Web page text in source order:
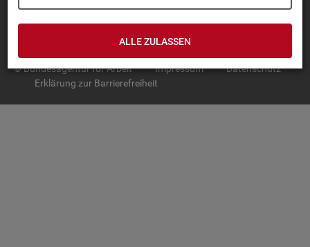
ALLE ZULASSEN
GRUND­LA­GEN
© Bundesagentur für Arbeit Impressum
Datenschutz
Erklärung zur Barrierefreiheit